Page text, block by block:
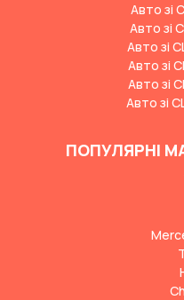
Авто зі
Авто зі
Авто зі
Авто зі
Авто зі
Авто зі
ПОПУЛЯРНІ